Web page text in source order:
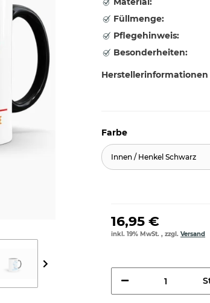
Füllmenge:
Pflegehinweis:
Besonderheiten:
Herstellerinformationen
Farbe
Innen / Henkel Schwarz
16,95 €
inkl. 19% MwSt. , zzgl. Versand